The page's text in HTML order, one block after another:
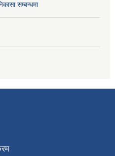
सम्बन्धमा